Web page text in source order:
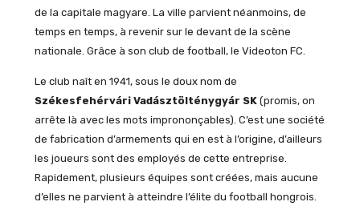
de la capitale magyare. La ville parvient néanmoins, de
temps en temps, à revenir sur le devant de la scène
nationale. Grâce à son club de football, le Videoton FC.
Le club naît en 1941, sous le doux nom de
Székesfehérvári Vadásztölténygyár SK(promis, on
arrête là avec les mots imprononçables). C’est une société
de fabrication d’armements qui en est à l’origine, d’ailleurs
les joueurs sont des employés de cette entreprise.
Rapidement, plusieurs équipes sont créées, mais aucune
d’elles ne parvient à atteindre l’élite du football hongrois.